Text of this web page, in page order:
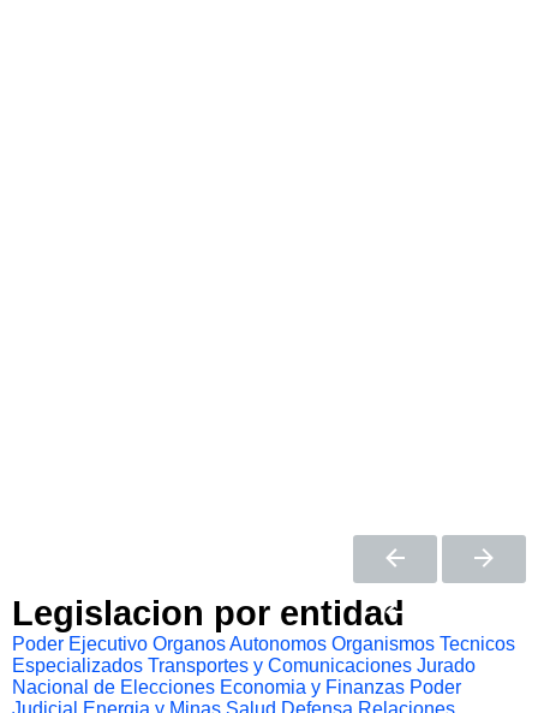
Legislacion por entidad
Poder Ejecutivo Organos Autonomos Organismos Tecnicos
Especializados Transportes y Comunicaciones Jurado
Nacional de Elecciones Economia y Finanzas Poder